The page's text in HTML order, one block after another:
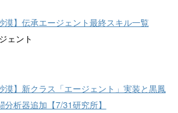
漠】伝承エージェント最終スキル一覧
ェント
漠】新クラス「エージェント」実装と黒鳳
分析器追加【7/31研究所】